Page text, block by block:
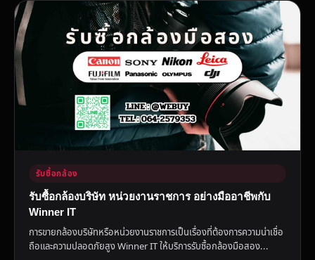
รับซื้อกล้อง
รับซื้อกล้องบริษัท หน่วยงานราชการ อย่างมืออาชีพกับ
Winner IT
การขายกล้องบริษัทหรือหน่วยงานราชการเป็นเรื่องที่ต้องการความน่าเชื่อ
ถือและความปลอดภัยสูง Winner IT ให้บริการรับซื้อกล้องมือสอง...